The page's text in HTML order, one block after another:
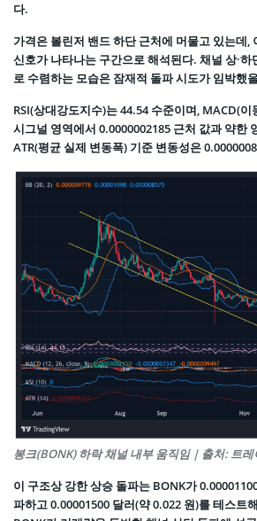
다.
가격은 볼린저 밴드 하단 근처에 머물고 있는데,
신호가 나타나는 구간으로 해석된다. 채널 상·
로 수렴하는 모습은 잠재적 돌파 시도가 임박했
RSI(상대강도지수)는 44.54 수준이며, MACD(이
시그널 영역에서 0.0000002185 근처 값과 약한
ATR(평균 실제 변동폭) 기준 변동성은
봉크(BONK) 하락 채널 내부 움직임 | 출처: 트
이 구조상 강한 상승 돌파는 BONK가
파하고 0.00001500 달러(약 0.022 원)를 테스트